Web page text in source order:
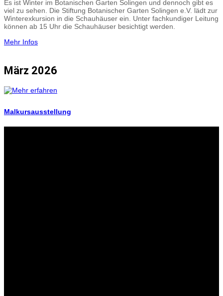
Es ist Winter im Botanischen Garten Solingen und dennoch gibt es
viel zu sehen. Die Stiftung Botanischer Garten Solingen e.V. lädt zur
Winterexkursion in die Schauhäuser ein. Unter fachkundiger Leitung
können ab 15 Uhr die Schauhäuser besichtigt werden.
Mehr Infos
März 2026
Malkursausstellung